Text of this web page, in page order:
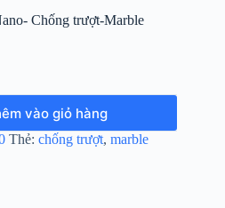
Chống trượt-Marble
vào giỏ hàng
Thẻ: chống trượt, marble